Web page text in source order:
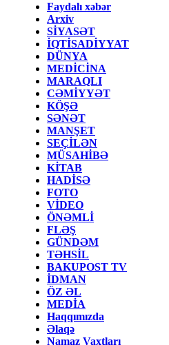
Faydalı xəbər
Arxiv
SİYASƏT
İQTİSADİYYAT
DÜNYA
MEDİCİNA
MARAQLI
CƏMİYYƏT
KÖŞƏ
SƏNƏT
MANŞET
SEÇİLƏN
MÜSAHİBƏ
KİTAB
HADİSƏ
FOTO
VİDEO
ÖNƏMLİ
FLƏŞ
GÜNDƏM
TƏHSİL
BAKUPOST TV
İDMAN
ÖZ ƏL
MEDİA
Haqqımızda
Əlaqə
Namaz Vaxtları